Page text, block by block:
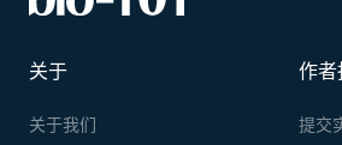
关于
关于我们
作者
提交